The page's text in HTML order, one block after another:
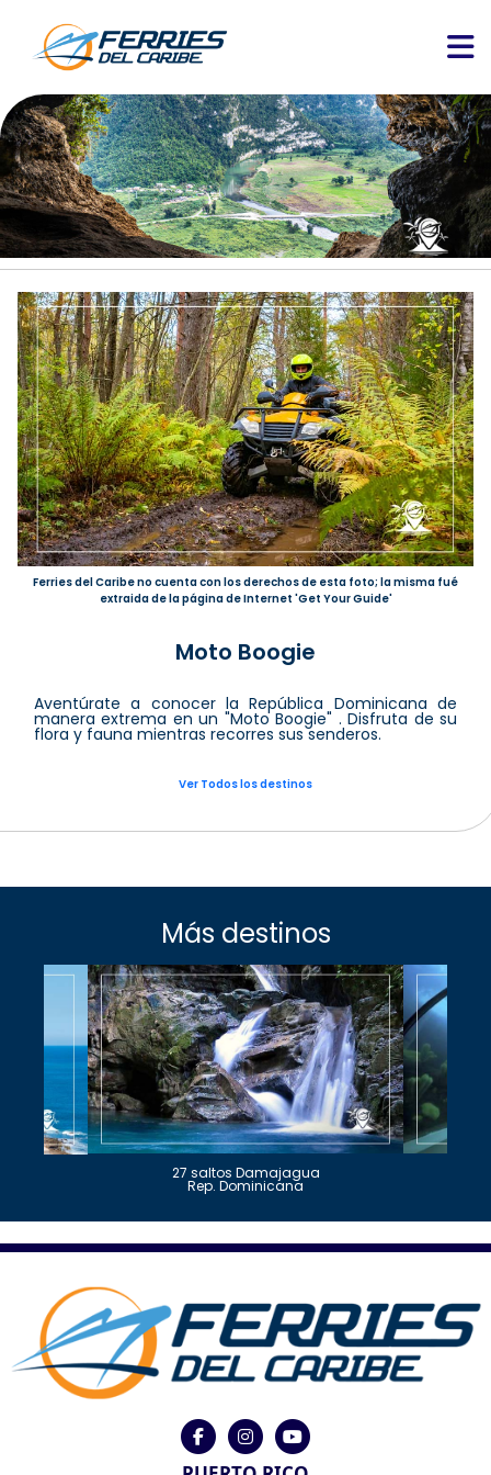
Ferries del Caribe no cuenta con los derechos de esta foto; la misma fué
extraida de la página de Internet 'Get Your Guide'
Moto Boogie
Aventúrate a conocer la República Dominicana de
manera extrema en un "Moto Boogie" . Disfruta de su
flora y fauna mientras recorres sus senderos.
Ver Todos los destinos
Más destinos
27 saltos Damajagua
Rep. Dominicana